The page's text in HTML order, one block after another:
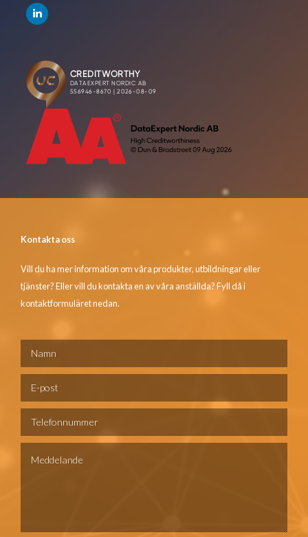
Kontakta oss
Vill du ha mer information om våra produkter, utbildningar eller
tjänster? Eller vill du kontakta en av våra anställda? Fyll då i
kontaktformuläret nedan.